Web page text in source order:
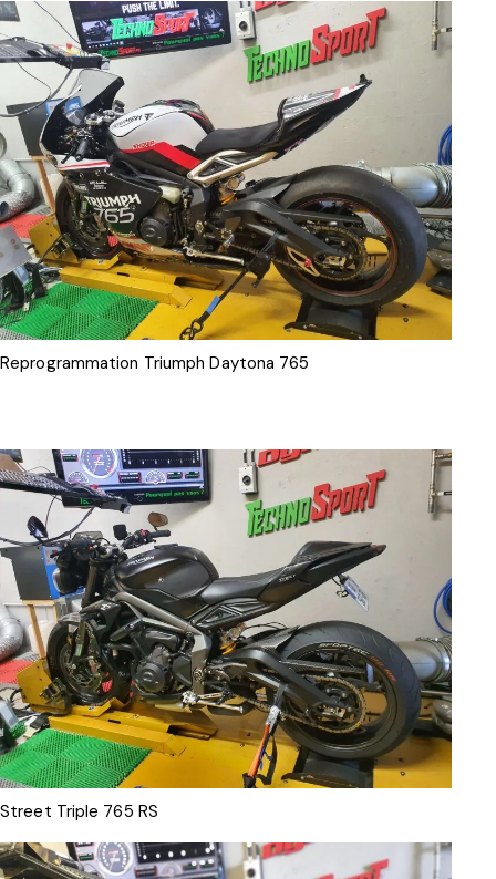
Reprogrammation Triumph Daytona 765
Street Triple 765 RS